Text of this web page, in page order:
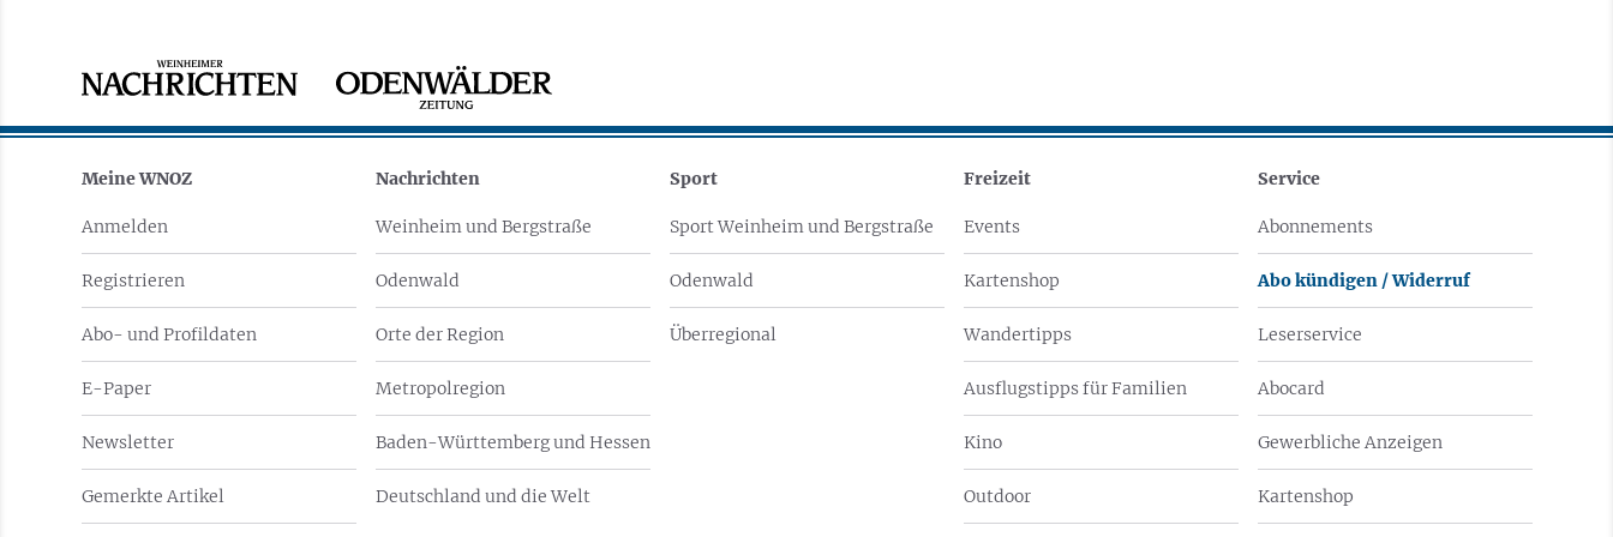
Meine WNOZ
Anmelden
Registrieren
Abo- und Profildaten
E-Paper
Newsletter
Gemerkte Artikel
Nachrichten
Weinheim und Bergstraße
Odenwald
Orte der Region
Metropolregion
Baden-Württemberg und Hessen
Deutschland und die Welt
Sport
Sport Weinheim und Bergstraße
Odenwald
Überregional
Freizeit
Events
Kartenshop
Wandertipps
Ausflugstipps für Familien
Kino
Outdoor
Service
Abonnements
Abo kündigen / Widerruf
Leserservice
Abocard
Gewerbliche Anzeigen
Kartenshop